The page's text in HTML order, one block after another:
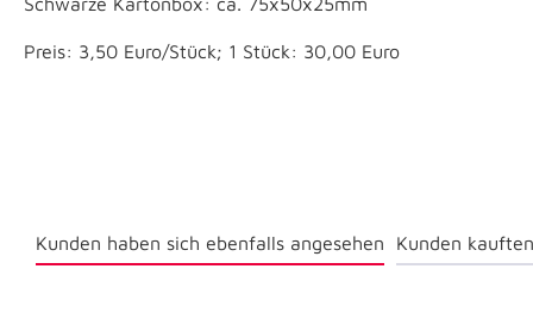
Preis: 3,50 Euro/Stück; 1 Stück: 30,00 Euro
Kunden haben sich ebenfalls angesehen Kunden